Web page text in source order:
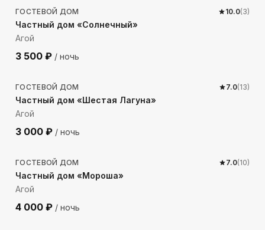
ГОСТЕВОЙ ДОМ 10.0(3)
Частный дом «Солнечный»
Агой
3 500 ₽ / ночь
152м до моря
ГОСТЕВОЙ ДОМ 7.0(13)
Частный дом «Шестая Лагуна»
Агой
3 000 ₽ / ночь
1872м до моря
ГОСТЕВОЙ ДОМ 7.0(10)
Частный дом «Мороша»
Агой
4 000 ₽ / ночь
1893 м до моря